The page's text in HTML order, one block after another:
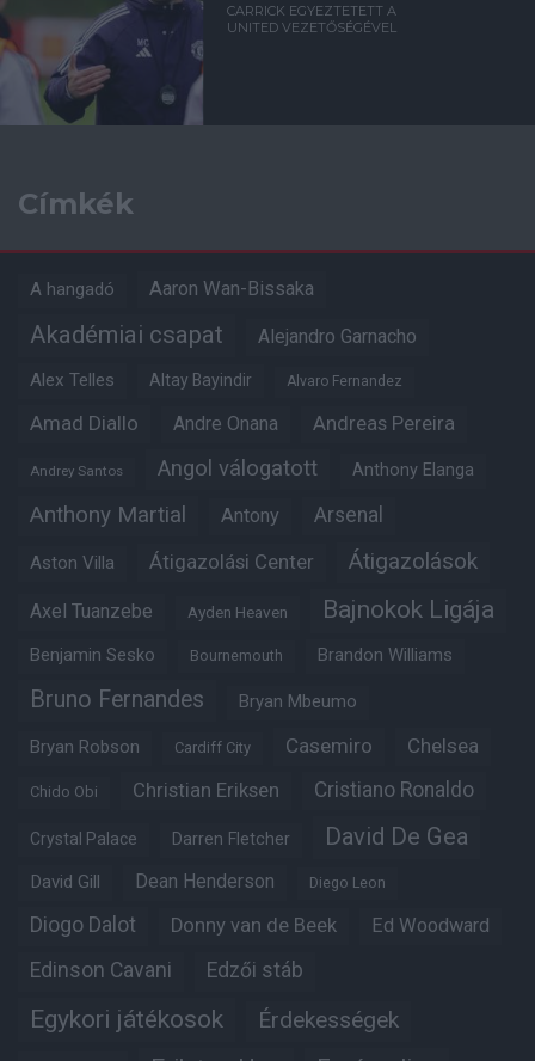
CARRICK EGYEZTETETT A
UNITED VEZETŐSÉGÉVEL
Címkék
A hangadó Aaron Wan-Bissaka
Akadémiai csapat Alejandro Garnacho
Alex Telles Altay Bayindir Alvaro Fernandez
Amad Diallo Andre Onana Andreas Pereira
Andrey Santos Angol válogatott Anthony Elanga
Anthony Martial Antony Arsenal
Aston Villa Átigazolási Center Átigazolások
Axel Tuanzebe Ayden Heaven Bajnokok Ligája
Benjamin Sesko Bournemouth Brandon Williams
Bruno Fernandes Bryan Mbeumo
Bryan Robson Cardiff City Casemiro Chelsea
Chido Obi Christian Eriksen Cristiano Ronaldo
Crystal Palace Darren Fletcher David De Gea
David Gill Dean Henderson Diego Leon
Diogo Dalot Donny van de Beek Ed Woodward
Edinson Cavani Edzői stáb
Egykori játékosok Érdekességek